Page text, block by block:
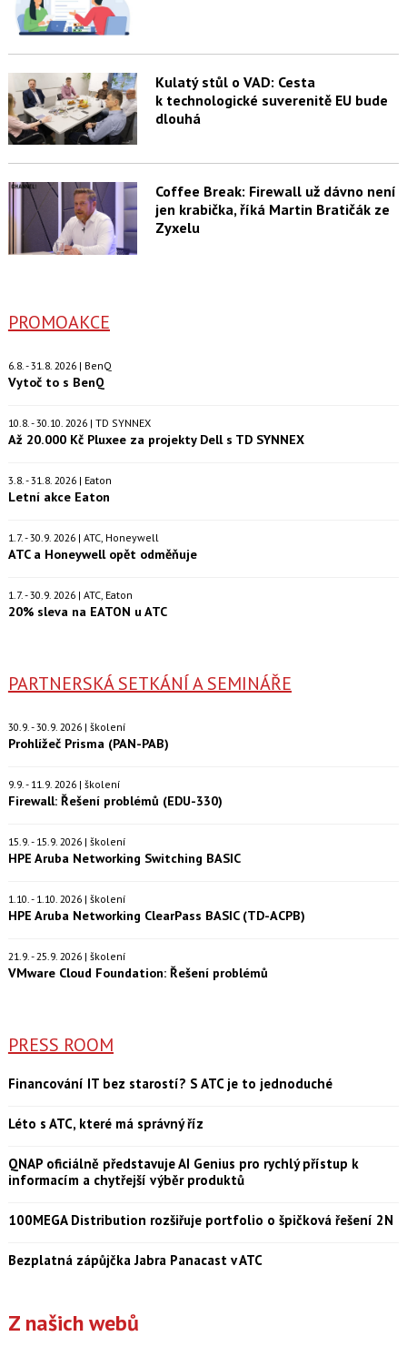
Kulatý stůl o VAD: Cesta
k technologické suverenitě EU bude
dlouhá
Coffee Break: Firewall už dávno není
jen krabička, říká Martin Bratičák ze
Zyxelu
PROMOAKCE
6.8. - 31.8. 2026 | BenQ
Vytoč to s BenQ
10.8. - 30.10. 2026 | TD SYNNEX
Až 20.000 Kč Pluxee za projekty Dell s TD SYNNEX
3.8. - 31.8. 2026 | Eaton
Letní akce Eaton
1.7. - 30.9. 2026 | ATC, Honeywell
ATC a Honeywell opět odměňuje
1.7. - 30.9. 2026 | ATC, Eaton
20% sleva na EATON u ATC
PARTNERSKÁ SETKÁNÍ A SEMINÁŘE
30.9. - 30.9. 2026 | školení
Prohlížeč Prisma (PAN-PAB)
9.9. - 11.9. 2026 | školení
Firewall: Řešení problémů (EDU-330)
15.9. - 15.9. 2026 | školení
HPE Aruba Networking Switching BASIC
1.10. - 1.10. 2026 | školení
HPE Aruba Networking ClearPass BASIC (TD-ACPB)
21.9. - 25.9. 2026 | školení
VMware Cloud Foundation: Řešení problémů
PRESS ROOM
Financování IT bez starostí? S ATC je to jednoduché
Léto s ATC, které má správný říz
QNAP oficiálně představuje AI Genius pro rychlý přístup k
informacím a chytřejší výběr produktů
100MEGA Distribution rozšiřuje portfolio o špičková řešení 2N
Bezplatná zápůjčka Jabra Panacast v ATC
Z našich webů